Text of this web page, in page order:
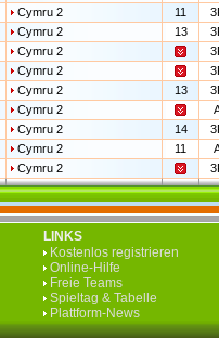
Cymru 2 11
Cymru 2 13
Cymru 2
Cymru 2
Cymru 2 13
Cymru 2
Cymru 2 14
Cymru 2 11
Cymru 2
LINKS
Kostenlos registrieren
Online-Hilfe
Freie Teams
Spieltag & Tabelle
Plattform-News